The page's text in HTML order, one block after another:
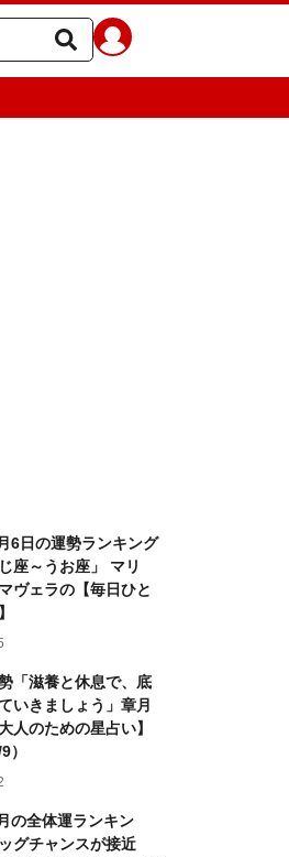
6日の運勢ランキング
座～うお座」 マリ
ヴェラの【毎日ひと
「滋養と休息で、底
いきましょう」章月
人のための星占い】
）
の全体運ランキン
グチャンスが接近